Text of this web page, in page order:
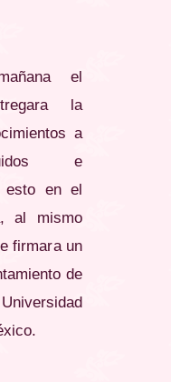
el
la
a
e
esto en el
al mismo
firmara un
de